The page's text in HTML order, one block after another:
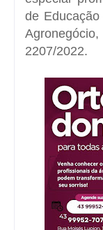
de
2207/2022.